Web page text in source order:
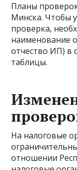
Планы
Минска. Чтобы
проверка,
наименование
отчество ИП) в
таблицы.
На налоговые
отношении